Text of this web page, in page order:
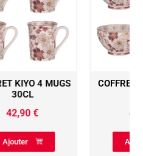
COFFRET KIYO 4 BOLS